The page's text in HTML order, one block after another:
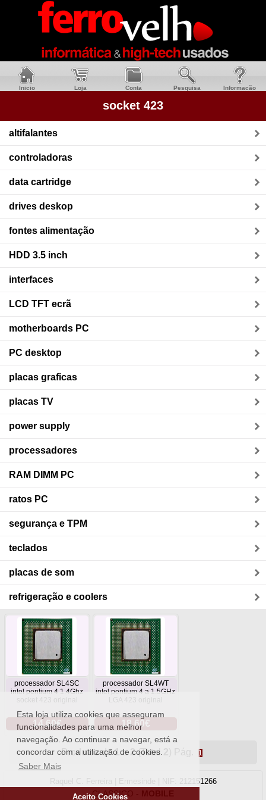
Esta loja utiliza cookies que asseguram
funcionalidades para uma melhor
navegação. Ao continuar a navegar, está a
concordar com a utilização de cookies.
Saber Mais
Aceito Cookies
Inicio Loja Conta Pesquisa Informacão
socket 423
altifalantes
controladoras
data cartridge
drives deskop
fontes alimentação
HDD 3.5 inch
interfaces
LCD TFT ecrã
motherboards PC
PC desktop
placas graficas
placas TV
power supply
processadores
RAM DIMM PC
ratos PC
segurança e TPM
teclados
placas de som
refrigeração e coolers
processador SL4SC
intel pentium 4 1.4Ghz
socket 423 original
14.60€
processador SL4WT
intel pentium 4 a 1.5GHz
LGA 423 original
18.60€
Produtos de1 a 2(Total 1
Raquel C. Ferreira | Ermesinde | NIF: 212151266
CLASSICO - MOBILE